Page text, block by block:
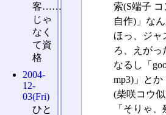
索(S端子
自作)」な
ほっ、ジャ
ろ、えがっ
なるし「
mp3)」と
(柴咲コウ
「そりゃ
客……
じゃ
なく
て資
格
2004-
12-
03(Fri)
ひと